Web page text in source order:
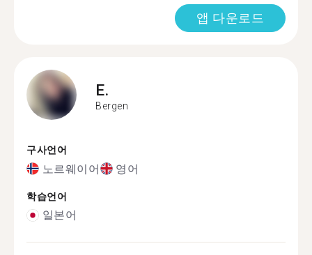
앱 다운로드
E.
Bergen
구사언어
노르웨이어 영어
학습언어
일본어